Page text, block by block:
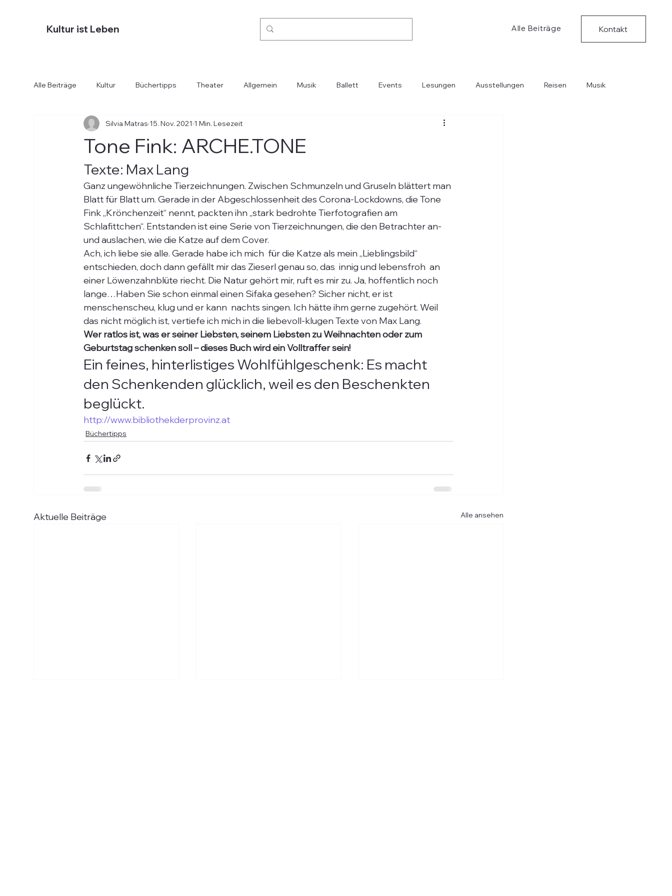
Kultur ist Leben Alle Beiträge Kontakt
Alle Beiträge Kultur Büchertipps Theater Allgemein Musik Ballett Events Lesungen Ausstellungen Reisen Musik
Diverses Essen und Trinken Hotels Kino
Tone Fink: ARCHE.TONE
Silvia Matras 15. Nov. 2021 1 Min. Lesezeit
Texte: Max Lang
Ganz ungewöhnliche Tierzeichnungen. Zwischen Schmunzeln und Gruseln blättert man
Blatt für Blatt um. Gerade in der Abgeschlossenheit des Corona-Lockdowns, die Tone
Fink „Krönchenzeit“ nennt, packten ihn „stark bedrohte Tierfotografien am
Schlafittchen“. Entstanden ist eine Serie von Tierzeichnungen, die den Betrachter an-
und auslachen, wie die Katze auf dem Cover.
Ach, ich liebe sie alle. Gerade habe ich mich  für die Katze als mein „Lieblingsbild“
entschieden, doch dann gefällt mir das Zieserl genau so, das  innig und lebensfroh  an
einer Löwenzahnblüte riecht. Die Natur gehört mir, ruft es mir zu. Ja, hoffentlich noch
lange…Haben Sie schon einmal einen Sifaka gesehen? Sicher nicht, er ist
menschenscheu, klug und er kann  nachts singen. Ich hätte ihm gerne zugehört. Weil
das nicht möglich ist, vertiefe ich mich in die liebevoll-klugen Texte von Max Lang.
Wer ratlos ist, was er seiner Liebsten, seinem Liebsten zu Weihnachten oder zum
Geburtstag schenken soll – dieses Buch wird ein Volltraffer sein!
Ein feines, hinterlistiges Wohlfühlgeschenk: Es macht
den Schenkenden glücklich, weil es den Beschenkten
beglückt.
http://www.bibliothekderprovinz.at
Büchertipps
Aktuelle Beiträge Alle ansehen